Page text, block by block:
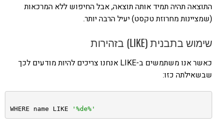
התוצאה תהיה תמיד אותה תוצאה, אבל החיפוש ללא המרכאות
(שמציינות מחרוזת טקסט) יעיל הרבה יותר.
שימוש בתבנית (LIKE) בזהירות
כאשר אנו משתמשים ב-LIKE אנחנו צריכים להיות מודעים לכך
שבשאילתה כזו:
WHERE name LIKE '%de%'